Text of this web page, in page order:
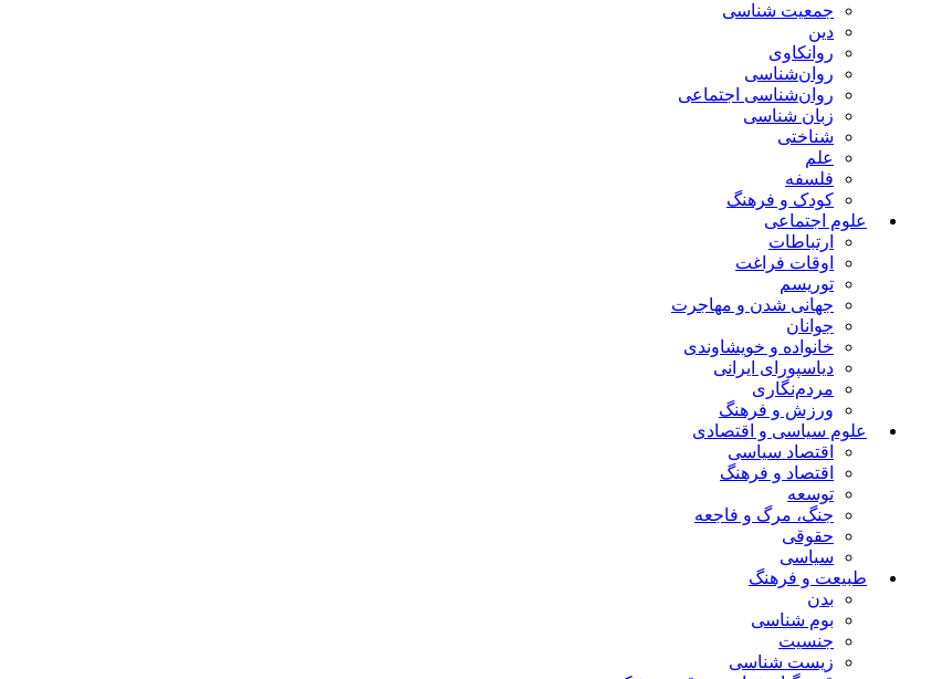
جمعیت شناسی
دین
روانکاوی
روان‌شناسی
روان‌شناسی اجتماعی
زبان شناسی
شناختی
علم
فلسفه
کودک و فرهنگ
علوم اجتماعی
ارتباطات
اوقات فراغت
توریسم
جهانی شدن و مهاجرت
جوانان
خانواده و خویشاوندی
دیاسپورای ایرانی
مردم‌نگاری
ورزش و فرهنگ
علوم سیاسی و اقتصادی
اقتصاد سیاسی
اقتصاد و فرهنگ
توسعه
جنگ، مرگ و فاجعه
حقوقی
سیاسی
طبیعت و فرهنگ
بدن
بوم شناسی
جنسیت
زیست شناسی